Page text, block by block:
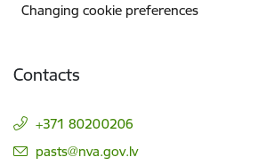
Changing cookie preferences
Contacts
+371 80200206
E-mail:
pasts@nva.gov.lv